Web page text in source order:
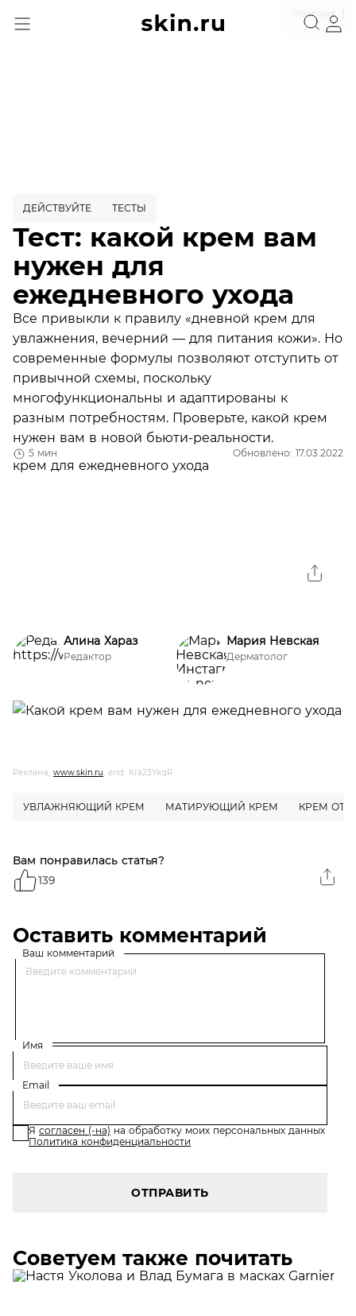
Реклама
5 мин Обновлено: 17.03.2022
ДЕЙСТВУЙТЕ ТЕСТЫ
Тест: какой крем вам
нужен для
ежедневного ухода
Все привыкли к правилу «дневной крем для
увлажнения, вечерний — для питания кожи». Но
современные формулы позволяют отступить от
привычной схемы, поскольку
многофункциональны и адаптированы к
разным потребностям. Проверьте, какой крем
нужен вам в новой бьюти-реальности.
Алина Хараз
Редактор
Мария Невская
Дерматолог
Реклама, www.skin.ru, erid: Kra23YkqR
УВЛАЖНЯЮЩИЙ КРЕМ МАТИРУЮЩИЙ КРЕМ КРЕМ ОТ
Вам понравилась статья?
139
Оставить комментарий
Ваш комментарий
Имя
Email
Я согласен (-на) на обработку моих персональных данных
Политика конфиденциальности
ОТПРАВИТЬ
Советуем также почитать